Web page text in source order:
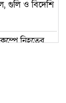
গুলি ও বিদেশি
নিহতের